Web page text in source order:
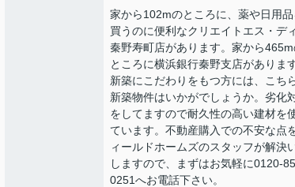
家から102mのところに、薬や日用
買うのに便利なクリエイトエス・デ
秦野寿町店があります。家から
ところに横浜銀行秦野支店がありま
新築にこだわりをもつ方には、こち
新築物件はいかがでしょうか。劣化
をしてますので耐久性の高い建材を
ています。不動産購入での不安な点
ィールドホームズのスタッフが解決
しますので、まずはお気軽に0120-
0251へお電話下さい。